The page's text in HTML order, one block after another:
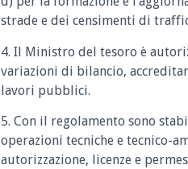
strade e dei censimenti di
4. Il Ministro del tesoro è
variazioni di bilancio,
lavori pubblici.
5. Con il regolamento sono
operazioni tecniche e tecnico-
autorizzazione, licenze e